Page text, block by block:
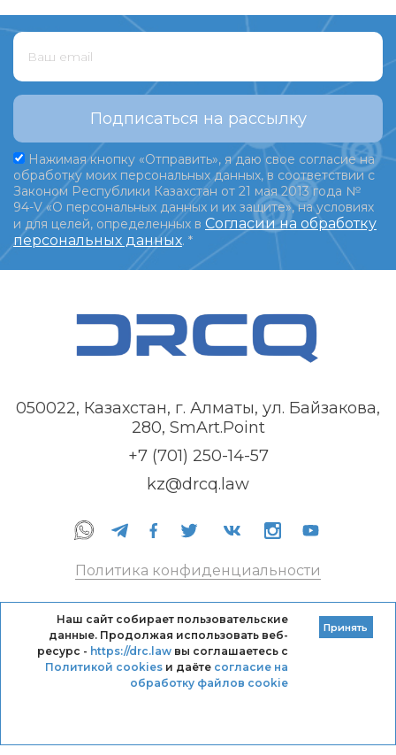
Подписаться на рассылку
Нажимая кнопку «Отправить», я даю свое согласие на
обработку моих персональных данных, в соответствии с
Законом Республики Казахстан от 21 мая 2013 года №
94-V «О персональных данных и их защите», на условиях
и для целей, определенных в Согласии на обработку
персональных данных. *
050022, Казахстан, г. Алматы, ул. Байзакова,
280, SmArt.Point
+7 (701) 250-14-57
kz@drcq.law
Политика конфиденциальности
Кодекс профессиональной этики DRC
Правила оказания услуг
Наш сайт собирает пользовательские
данные. Продолжая использовать веб-
ресурс - https://drc.lawвы соглашаетесь с
Политикой cookiesи даёте согласие на
обработку файлов cookie
Принять